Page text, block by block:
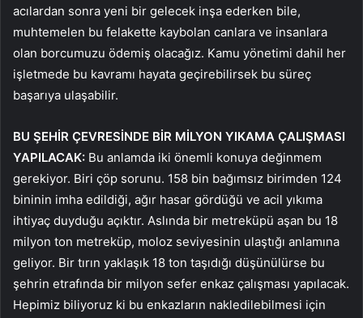
acılardan sonra yeni bir gelecek inşa ederken bile,
muhtemelen bu felakette kaybolan canlara ve insanlara
olan borcumuzu ödemiş olacağız. Kamu yönetimi dahil her
işletmede bu kavramı hayata geçirebilirsek bu süreç
başarıya ulaşabilir.
BU ŞEHİR ÇEVRESİNDE BİR MİLYON YIKAMA ÇALIŞMASI
YAPILACAK: Bu anlamda iki önemli konuya değinmem
gerekiyor. Biri çöp sorunu. 158 bin bağımsız birimden 124
bininin imha edildiği, ağır hasar gördüğü ve acil yıkıma
ihtiyaç duyduğu açıktır. Aslında bir metreküpü aşan bu 18
milyon ton metreküp, moloz seviyesinin ulaştığı anlamına
geliyor. Bir tırın yaklaşık 18 ton taşıdığı düşünülürse bu
şehrin etrafında bir milyon sefer enkaz çalışması yapılacak.
Hepimiz biliyoruz ki bu enkazların nakledilebilmesi için